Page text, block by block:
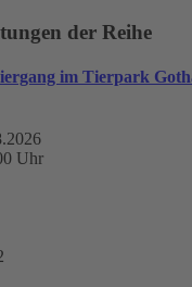
der Reihe
im Tierpark
Uhr